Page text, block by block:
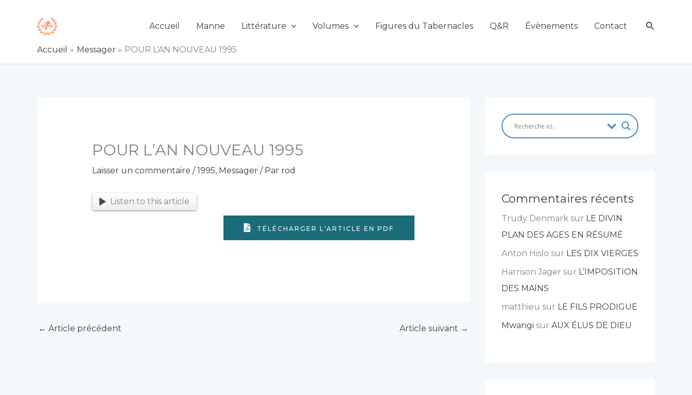
Accueil Manne Littérature Volumes Figures du Tabernacles Q&R Évènements Contact
Accueil Messager POUR L’AN NOUVEAU 1995
POUR L’AN NOUVEAU 1995
Laisser un commentaire / 1995, Messager/ Par rod
Listen to this article
TÉLÉCHARGER L'ARTICLE EN PDF
← Article précédent Article suivant →
Commentaires récents
Trudy Denmark sur LE DIVIN
PLAN DES AGES EN RÉSUMÉ
Anton Hislo sur LES DIX VIERGES
Harrison Jager sur L’IMPOSITION
DES MAINS
matthieu sur LE FILS PRODIGUE
Mwangi sur AUX ÉLUS DE DIEU